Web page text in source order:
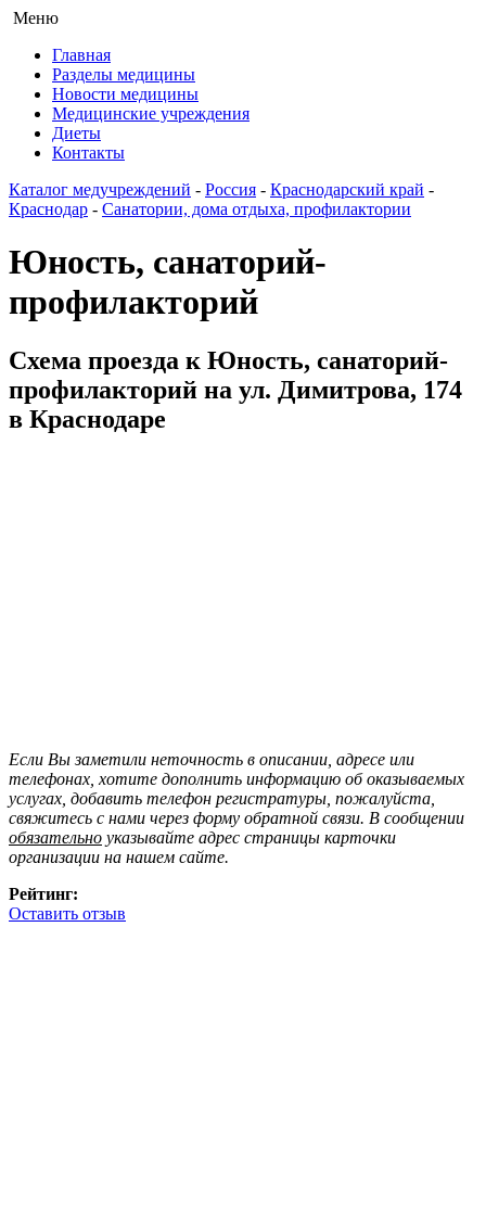
Меню
Главная
Разделы медицины
Новости медицины
Медицинские учреждения
Диеты
Контакты
Каталог медучреждений - Россия - Краснодарский край -
Краснодар - Санатории, дома отдыха, профилактории
Юность, санаторий-
профилакторий
Схема проезда к Юность, санаторий-
профилакторий на ул. Димитрова, 174
в Краснодаре
Если Вы заметили неточность в описании, адресе или
телефонах, хотите дополнить информацию об оказываемых
услугах, добавить телефон регистратуры, пожалуйста,
свяжитесь с нами через форму обратной связи. В сообщении
обязательно указывайте адрес страницы карточки
организации на нашем сайте.
Рейтинг:
Оставить отзыв